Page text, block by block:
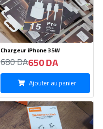
Cable USB Meras Silicone MC-
106-Micro
150 DA140 DA
Ajouter au panier